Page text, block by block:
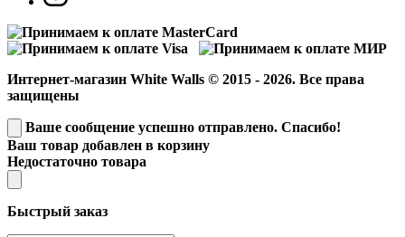
Интернет-магазин White Walls © 2015 - 2026. Все права
защищены
Ваше сообщение успешно отправлено. Спасибо!
Ваш товар добавлен в корзину
Недостаточно товара
Быстрый заказ